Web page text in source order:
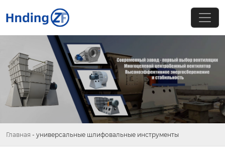
Главная - универсальные шлифовальные инструменты